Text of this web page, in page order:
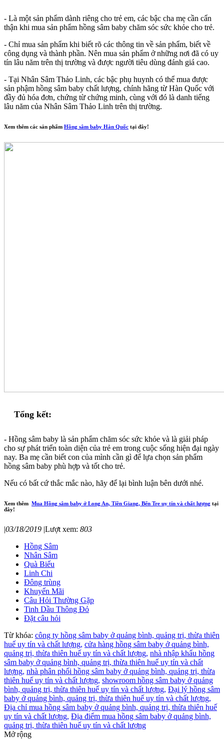
- Là một sản phẩm dành riêng cho trẻ em, các bậc cha mẹ cần cẩn
thận khi mua sản phẩm hồng sâm baby chăm sóc sức khỏe cho trẻ.
- Chỉ mua sản phẩm khi biết rõ các thông tin về sản phẩm, biết về
công dụng và thành phần. Nên mua sản phẩm ở những nơi đã có uy
tín lâu năm trên thị trường và được người tiêu dùng đánh giá cao.
- Tại Nhân Sâm Thảo Linh, các bậc phụ huynh có thể mua được
sản phậm hồng sâm baby chất lượng, chính hãng từ Hàn Quốc với
đầy đủ hóa đơn, chứng từ chứng minh, cùng với đó là danh tiếng
lâu năm của Nhân Sâm Thảo Linh trên thị trường.
Xem thêm các sản phẩm Hồng sâm baby Hàn Quốc tại đây!
Tổng kết:
- Hồng sâm baby là sản phẩm chăm sóc sức khỏe và là giải pháp
cho sự phát triển toàn diện của trẻ em trong cuộc sống hiện đại ngày
nay. Ba mẹ cần biết con của mình cần gì để lựa chọn sản phẩm
hồng sâm baby phù hợp và tốt cho trẻ.
Nếu có bất cứ thắc mắc nào, hãy để lại bình luận bên dưới nhé.
Xem thêm Mua Hồng sâm baby ở Long An, Tiền Giang, Bến Tre uy tín và chất lượng tại
đây!
|03/18/2019 |Lượt xem: 803
Hồng Sâm
Nhân Sâm
Quà Biếu
Linh Chi
Đông trùng
Khuyến Mãi
Câu Hỏi Thường Gặp
Tinh Dầu Thông Đỏ
Đặt câu hỏi
Từ khóa: công ty hồng sâm baby ở quảng bình, quảng trị, thừa thiên
huế uy tín và chất lượng, cửa hàng hồng sâm baby ở quảng bình,
quảng trị, thừa thiên huế uy tín và chất lượng, nhà nhập khẩu hồng
sâm baby ở quảng bình, quảng trị, thừa thiên huế uy tín và chất
lượng, nhà phân phối hồng sâm baby ở quảng bình, quảng trị, thừa
thiên huế uy tín và chất lượng, showroom hồng sâm baby ở quảng
bình, quảng trị, thừa thiên huế uy tín và chất lượng, Đại lý hồng sâm
baby ở quảng bình, quảng trị, thừa thiên huế uy tín và chất lượng,
Địa chỉ mua hồng sâm baby ở quảng bình, quảng trị, thừa thiên huế
uy tín và chất lượng, Địa điểm mua hồng sâm baby ở quảng bình,
quảng trị, thừa thiên huế uy tín và chất lượng
Mở rộng